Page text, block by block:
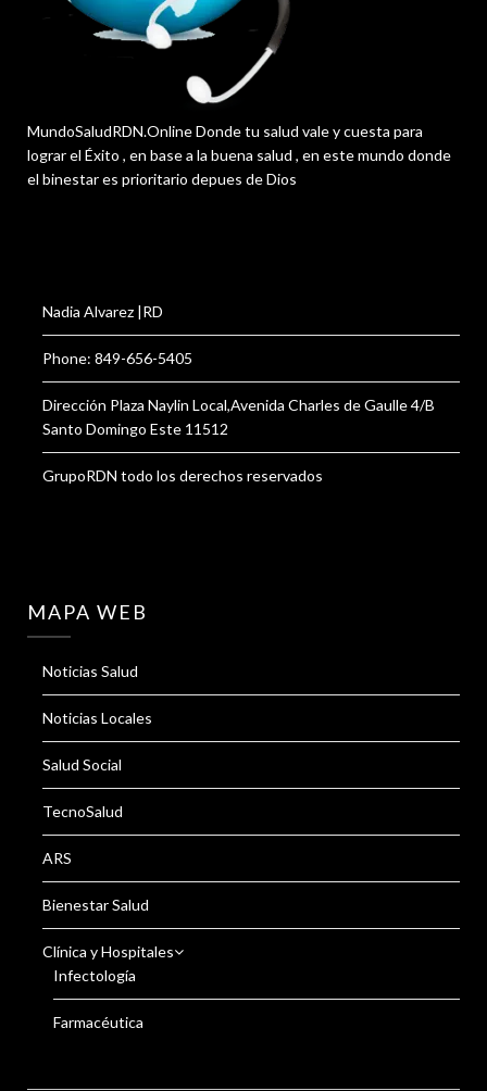
MundoSaludRDN.Online Donde tu salud vale y cuesta para
lograr el Éxito , en base a la buena salud , en este mundo donde
el binestar es prioritario depues de Dios
Nadia Alvarez |RD
Phone: 849-656-5405
Dirección Plaza Naylin Local,Avenida Charles de Gaulle 4/B
Santo Domingo Este 11512
GrupoRDN todo los derechos reservados
MAPA WEB
Noticias Salud
Noticias Locales
Salud Social
TecnoSalud
ARS
Bienestar Salud
Clínica y Hospitales
Infectología
Farmacéutica